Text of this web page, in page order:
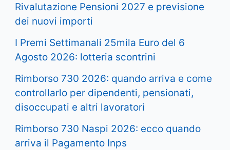
Rivalutazione Pensioni 2027 e previsione
dei nuovi importi
I Premi Settimanali 25mila Euro del 6
Agosto 2026: lotteria scontrini
Rimborso 730 2026: quando arriva e come
controllarlo per dipendenti, pensionati,
disoccupati e altri lavoratori
Rimborso 730 Naspi 2026: ecco quando
arriva il Pagamento Inps